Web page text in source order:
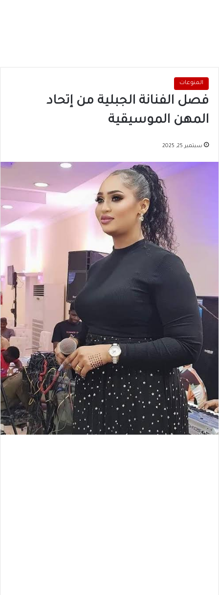
المنوعات
فصل الفنانة الجبلية من إتحاد
المهن الموسيقية
سبتمبر 25, 2025